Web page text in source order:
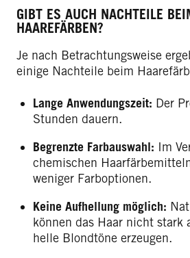
GIBT ES AUCH NACHTEILE
HAAREFÄRBEN?
Je nach Betrachtungsweise
einige Nachteile beim
Lange Anwendungszeit: Der
Stunden dauern.
Begrenzte Farbauswahl: Im
chemischen
weniger Farboptionen.
Keine Aufhellung möglich:
können das Haar nicht stark
helle Blondtöne erzeugen.